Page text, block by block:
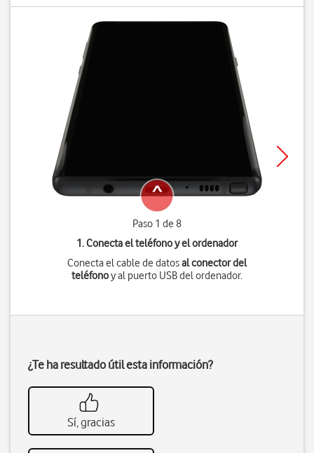
Paso 1 de 8
1. Conecta el teléfono y el ordenador
Conecta el cable de datosal conector del
teléfonoy al puerto USB del ordenador.
¿Te ha resultado útil esta información?
Sí, gracias